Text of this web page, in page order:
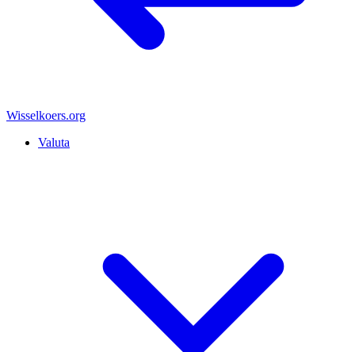
Wisselkoers.org
Valuta